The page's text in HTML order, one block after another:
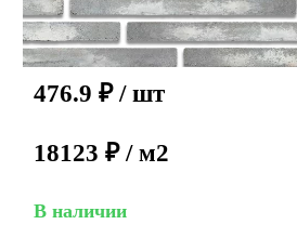
476.9 ₽ / шт
18123 ₽ / м2
В наличии